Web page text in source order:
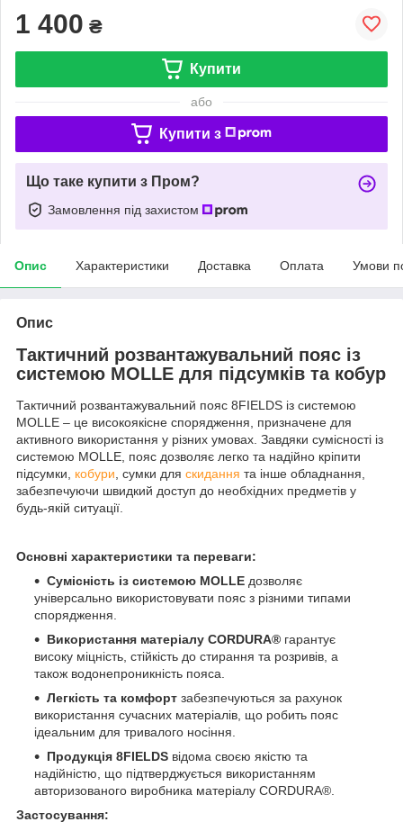
1 400 ₴
Купити
або
Купити з
Що таке купити з Пром?
Замовлення під захистом
Опис Характеристики Доставка Оплата Умови
Опис
Тактичний розвантажувальний пояс із
системою MOLLE для підсумків та кобур
Тактичний розвантажувальний пояс 8FIELDS із системою
MOLLE – це високоякісне спорядження, призначене для
активного використання у різних умовах. Завдяки сумісності із
системою MOLLE, пояс дозволяє легко та надійно кріпити
підсумки, кобури, сумки для скидання та інше обладнання,
забезпечуючи швидкий доступ до необхідних предметів у
будь-якій ситуації.
Основні характеристики та переваги:
Сумісність із системою MOLLE дозволяє
універсально використовувати пояс з різними типами
спорядження.
Використання матеріалу CORDURA® гарантує
високу міцність, стійкість до стирання та розривів, а
також водонепроникність пояса.
Легкість та комфорт забезпечуються за рахунок
використання сучасних матеріалів, що робить пояс
ідеальним для тривалого носіння.
Продукція 8FIELDS відома своєю якістю та
надійністю, що підтверджується використанням
авторизованого виробника матеріалу CORDURA®.
Застосування: